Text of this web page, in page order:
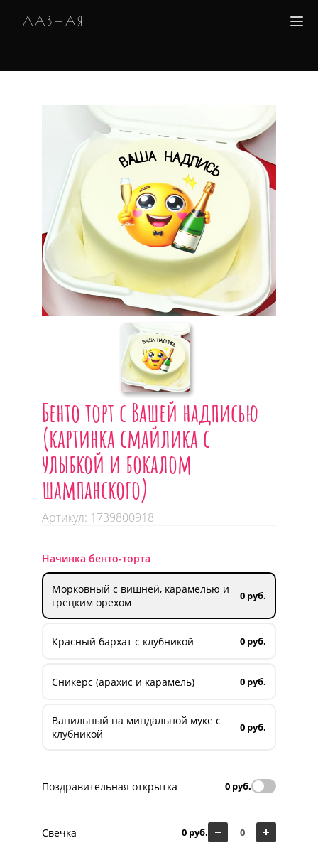
ГЛАВНАЯ
Бенто торт с Вашей надписью
(картинка смайлика с
улыбкой и бокалом
шампанского)
Артикул: 1739800918
Начинка бенто-торта
Морковный с вишней, карамелью и
грецким орехом
0 руб.
Красный бархат с клубникой 0 руб.
Сникерс (арахис и карамель) 0 руб.
Ванильный на миндальной муке с
клубникой
0 руб.
Поздравительная открытка 0 руб.
Свечка 0 руб.